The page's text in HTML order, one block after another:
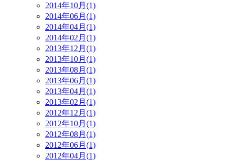
2014年10月(1)
2014年06月(1)
2014年04月(1)
2014年02月(1)
2013年12月(1)
2013年10月(1)
2013年08月(1)
2013年06月(1)
2013年04月(1)
2013年02月(1)
2012年12月(1)
2012年10月(1)
2012年08月(1)
2012年06月(1)
2012年04月(1)